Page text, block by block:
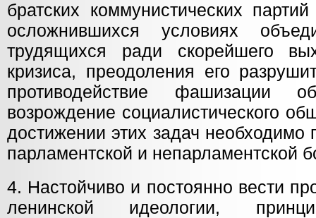
братских коммунистических
осложнившихся условиях
трудящихся ради скорейшего
кризиса, преодоления его
противодействие фашизации
возрождение социалистического
достижении этих задач необходимо
парламентской и непарламентской
4. Настойчиво и постоянно вести
ленинской идеологии,